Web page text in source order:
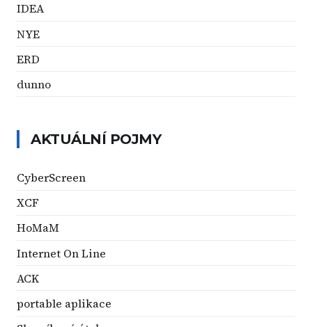
IDEA
NYE
ERD
dunno
AKTUÁLNÍ POJMY
CyberScreen
XCF
HoMaM
Internet On Line
ACK
portable aplikace